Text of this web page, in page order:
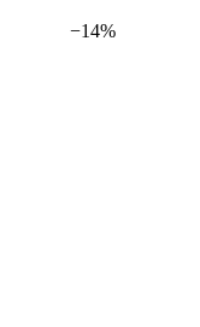
−14%